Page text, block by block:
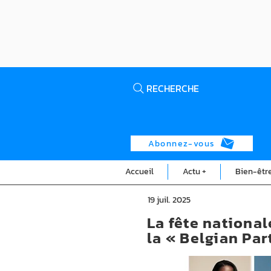
RECHERCHE
Abonnez-vous
Accueil Actu + Bien-
19 juil. 2025
La fête
la « Belgian